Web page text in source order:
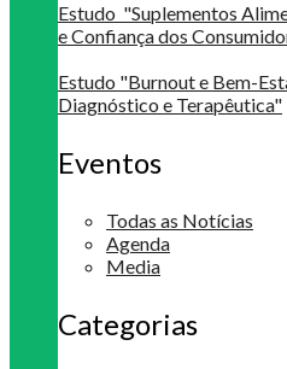
Estudo "Suplementos
e Confiança dos
Estudo "Burnout e Bem-
Diagnóstico e Terapêutica"
Eventos
Todas as Notícias
Agenda
Media
Categorias